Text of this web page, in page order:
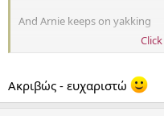
And Arnie keeps on yakking
And when you finish doin'
Yakety yak (Don't talk back)
https://en.wiktionary.org/
Ακριβώς - ευχαριστώ